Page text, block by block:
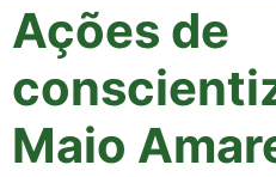
Ações de
Maio